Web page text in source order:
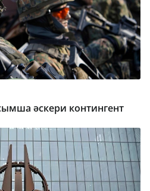
әскери контингент